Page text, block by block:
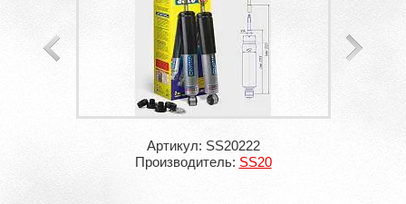
Артикул: SS20222
Производитель: SS20